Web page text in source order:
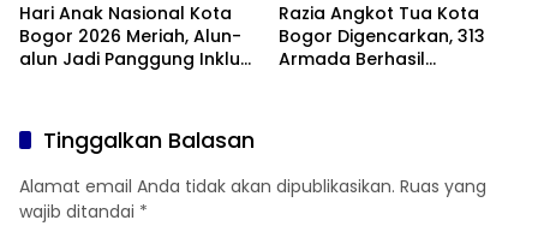
Hari Anak Nasional Kota
Bogor 2026 Meriah, Alun-
alun Jadi Panggung Inklusi
Razia Angkot Tua Kota
Bogor Digencarkan, 313
Armada Berhasil
Tinggalkan Balasan
Alamat email Anda tidak akan dipublikasikan. Ruas yang
wajib ditandai *